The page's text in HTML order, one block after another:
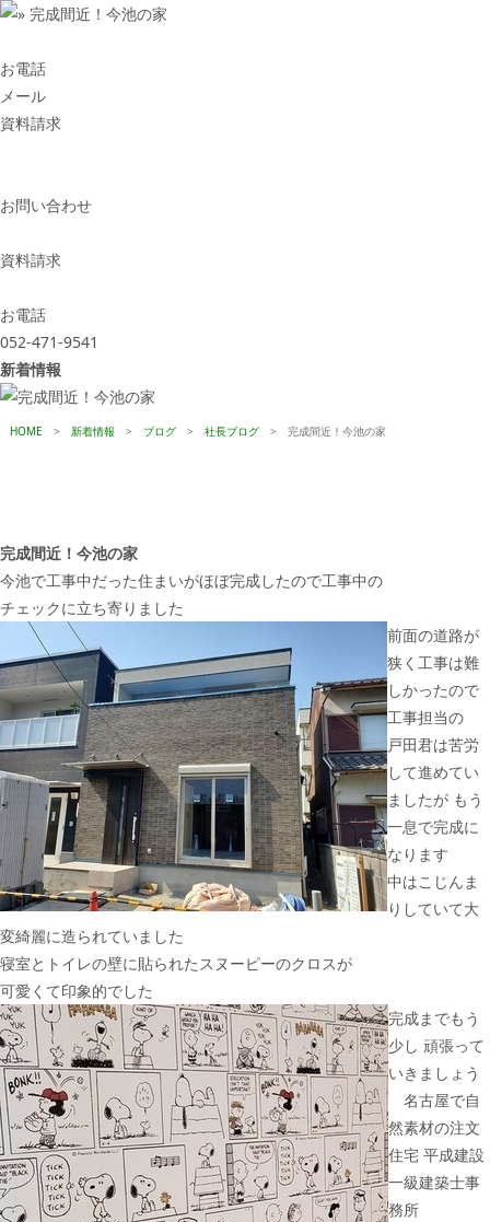
お電話
メール
資料請求
お問い合わせ
資料請求
お電話
052-471-9541
新着情報
HOME > 新着情報 > ブログ> 社長ブログ> 完成間近！今池の家
完成間近！今池の家
今池で工事中だった住まいがほぼ完成したので工事中の
チェックに立ち寄りました
前面の道路が
狭く工事は難
しかったので
工事担当の
戸田君は苦労
して進めてい
ましたが もう
一息で完成に
なります
中はこじんま
りしていて大
変綺麗に造られていました
寝室とトイレの壁に貼られたスヌーピーのクロスが
可愛くて印象的でした
完成までもう
少し 頑張って
いきましょう
名古屋で自
然素材の注文
住宅 平成建設
一級建築士事
務所